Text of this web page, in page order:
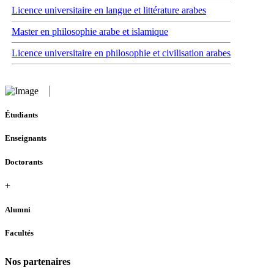
Licence universitaire en langue et littérature arabes
Master en philosophie arabe et islamique
Licence universitaire en philosophie et civilisation arabes
Étudiants
Enseignants
Doctorants
+
Alumni
Facultés
Nos partenaires